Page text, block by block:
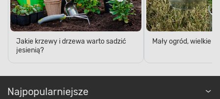
Jakie krzewy i drzewa warto sadzić
jesienią?
Mały ogród, wielkie
Najpopularniejsze